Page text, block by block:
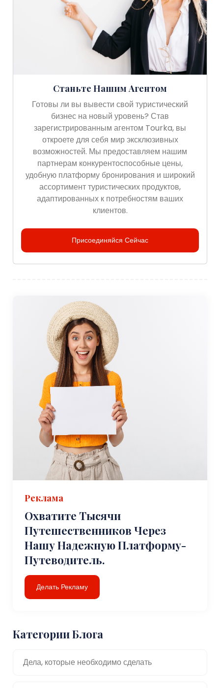
Станьте Нашим Агентом
Готовы ли вы вывести свой туристический
бизнес на новый уровень? Став
зарегистрированным агентом Tourka, вы
откроете для себя мир эксклюзивных
возможностей. Мы предоставляем нашим
партнерам конкурентоспособные цены,
удобную платформу бронирования и широкий
ассортимент туристических продуктов,
адаптированных к потребностям ваших
клиентов.
Присоединяйся Сейчас
Реклама
Охватите Тысячи
Путешественников Через
Нашу Надежную Платформу-
Путеводитель.
Делать Рекламу
Категории Блога
Дела, которые необходимо сделать